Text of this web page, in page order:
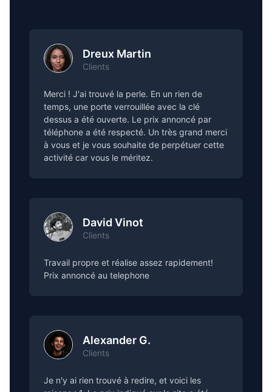
Dreux Martin
Clients
Merci ! J'ai trouvé la perle. En un rien de
temps, une porte verrouillée avec la clé
dessus a été ouverte. Le prix annoncé par
téléphone a été respecté. Un très grand merci
à vous et je vous souhaite de perpétuer cette
activité car vous le méritez.
David Vinot
Clients
Travail propre et réalise assez rapidement!
Prix annoncé au telephone
Alexander G.
Clients
Je n'y ai rien trouvé à redire, et voici les